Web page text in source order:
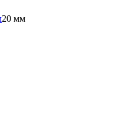
20 мм